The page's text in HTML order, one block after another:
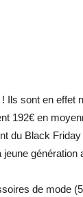
Ils sont en effet
192€ en
du Black
de mode